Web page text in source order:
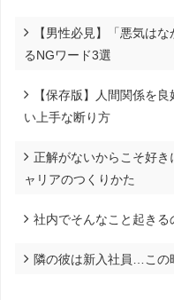
【男性必見】「悪気は
るNGワード3選
【保存版】人間関係を
い上手な断り方
正解がないからこそ好
ャリアのつくりかた
社内でそんなこと起きる
隣の彼は新入社員…この